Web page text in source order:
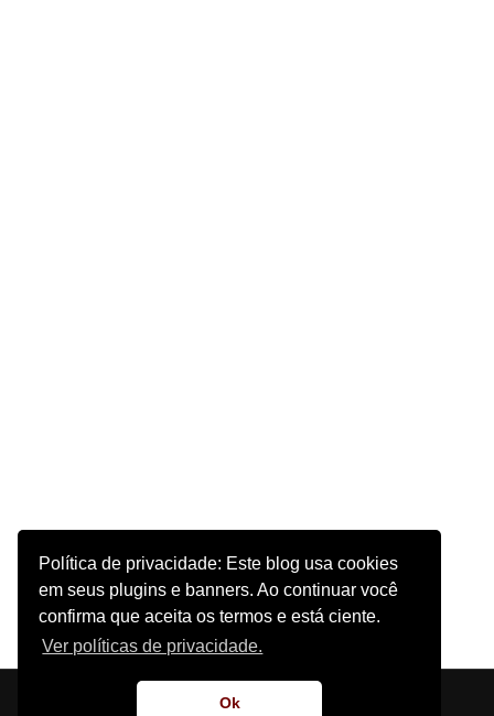
Política de privacidade: Este blog usa cookies
em seus plugins e banners. Ao continuar você
confirma que aceita os termos e está ciente.
Ver políticas de privacidade.
Ok
Sobre o Site